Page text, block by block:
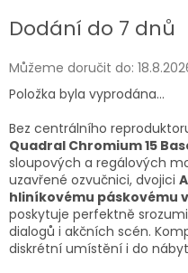
cena:
Dodání do 7 dnů
Můžeme doručit do:
Položka byla vyprodána…
Bez centrálního
Quadral Chromium 15
sloupových a regálových
uzavřené ozvučnici, dvojici
hliníkovému páskovému
poskytuje perfektně
dialogů i akčních scén.
diskrétní umístění i do